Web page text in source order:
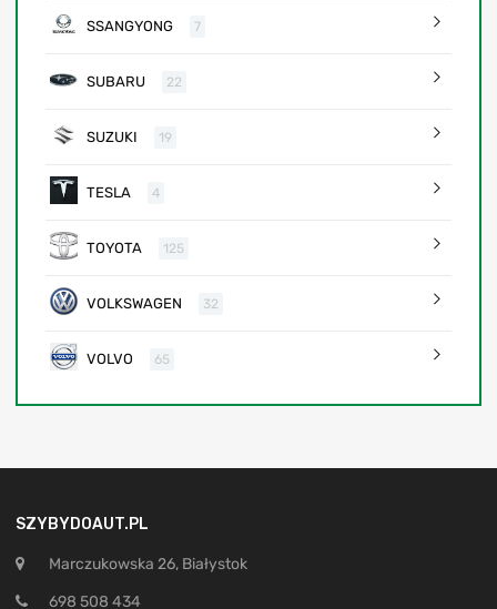
SSANGYONG 7
SUBARU 22
SUZUKI 19
TESLA 4
TOYOTA 125
VOLKSWAGEN 32
VOLVO 65
SZYBYDOAUT.PL
Marczukowska 26, Białystok
698 508 434